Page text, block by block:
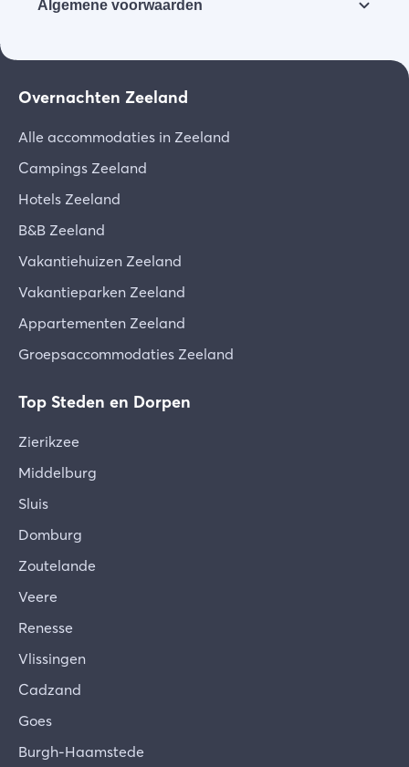
gezet.
Algemene voorwaarden
voorwaarden zorgvuldig door te lezen.
Download de voorwaarden [PDF]
Overnachten Zeeland
Alle accommodaties in Zeeland
Campings Zeeland
Hotels Zeeland
B&B Zeeland
Vakantiehuizen Zeeland
Vakantieparken Zeeland
Appartementen Zeeland
Groepsaccommodaties Zeeland
Top Steden en Dorpen
Zierikzee
Middelburg
Sluis
Domburg
Zoutelande
Veere
Renesse
Vlissingen
Cadzand
Goes
Burgh-Haamstede